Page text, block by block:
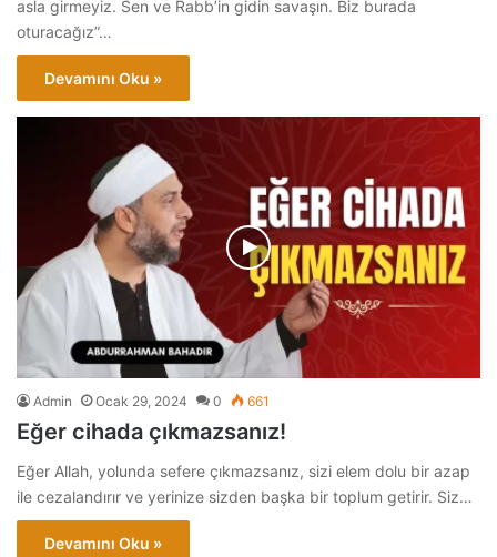
asla girmeyiz. Sen ve Rabb’in gidin savaşın. Biz burada
oturacağız”…
Devamını Oku »
Admin Ocak 29, 2024 0 661
Eğer cihada çıkmazsanız!
Eğer Allah, yolunda sefere çıkmazsanız, sizi elem dolu bir azap
ile cezalandırır ve yerinize sizden başka bir toplum getirir. Siz…
Devamını Oku »